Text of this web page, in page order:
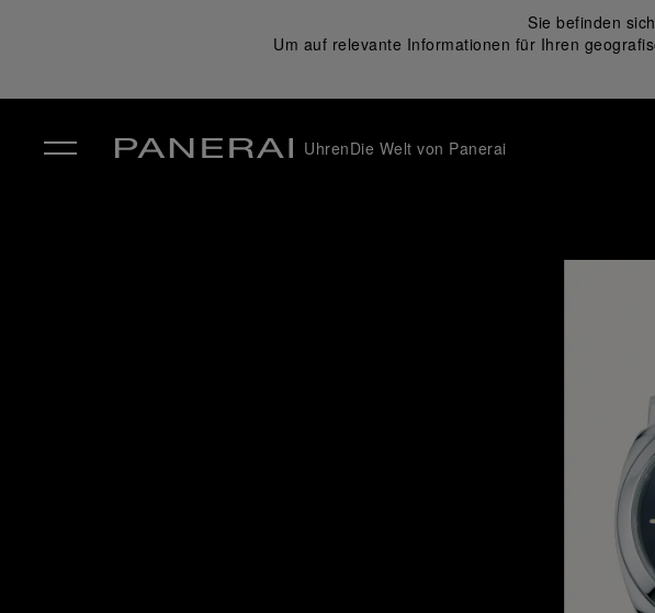
Sie befinden
Um auf relevante Informationen für Ihren
UhrenDie Welt von Panerai